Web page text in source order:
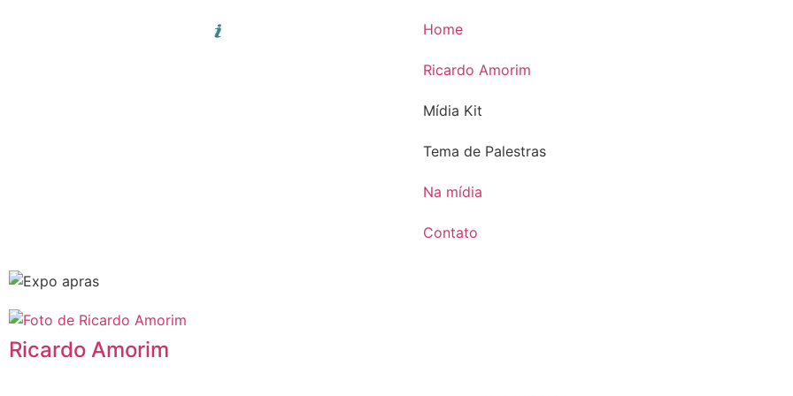
Home
Ricardo Amorim
Mídia Kit
Tema de Palestras
Na mídia
Contato
Ricardo Amorim